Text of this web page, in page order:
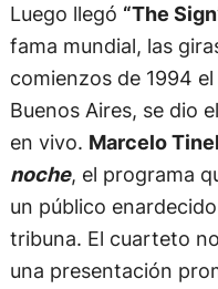
Luego llegó “The
fama mundial, las
comienzos de 1994
Buenos Aires, se dio
en vivo. Marcelo
noche, el programa
un público
tribuna. El cuarteto
una presentación